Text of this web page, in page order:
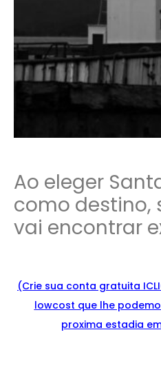
Ao eleger
como destino,
vai encontrar
(Crie sua conta gratuita
lowcost que lhe
proxima estadia